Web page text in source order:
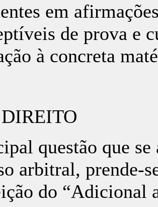
em
de prova e
à concreta
questão que se
arbitral, prende-
do “Adicional